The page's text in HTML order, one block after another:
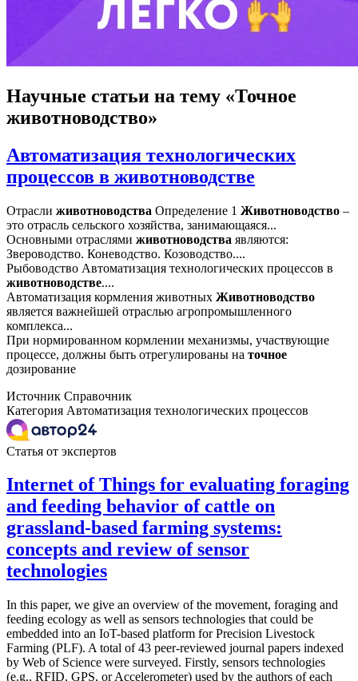
Научные статьи на тему «Точное
животноводство»
Автоматизация технологических
процессов в животноводстве
Отрасли животноводства Определение 1 Животноводство –
это отрасль сельского хозяйства, занимающаяся...
Основными отраслями животноводства являются:
Звероводство. Коневодство. Козоводство....
Рыбоводство Автоматизация технологических процессов в
животноводстве....
Автоматизация кормления животных Животноводство
является важнейшей отраслью агропромышленного
комплекса...
При нормированном кормлении механизмы, участвующие
процессе, должны быть отрегулированы на точное
дозирование
Источник Справочник
Категория Автоматизация технологических процессов
Статья от экспертов
Internet of Things for evaluating foraging
and feeding behavior of cattle on
grassland-based farming systems:
concepts and review of sensor
technologies
In this paper, we give an overview of the movement, foraging and
feeding ecology as well as sensors technologies that could be
embedded into an IoT-based platform for Precision Livestock
Farming (PLF). A total of 43 peer-reviewed journal papers indexed
by Web of Science were surveyed. Firstly, sensors technologies
(e.g., RFID, GPS, or Accelerometer) used by the authors of each